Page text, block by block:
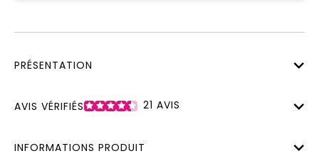
PRÉSENTATION
AVIS VÉRIFIÉS 21 AVIS
INFORMATIONS PRODUIT